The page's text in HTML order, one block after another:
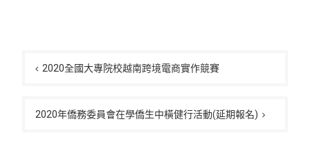
章
覽
2020全國大專院校越南跨境電商實作競賽
2020年僑務委員會在學僑生中橫健行活動(延期報名)